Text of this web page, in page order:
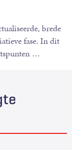
brede
fase. In dit
…